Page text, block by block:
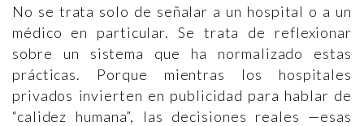
No se trata solo de señalar a un hospital o a un
médico en particular. Se trata de reflexionar
sobre un sistema que ha normalizado estas
prácticas. Porque mientras los hospitales
privados invierten en publicidad para hablar de
“calidez humana”, las decisiones reales —esas